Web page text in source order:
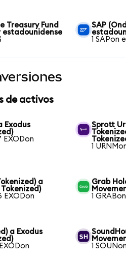
Treasury Fund
estadounidense
SAP
1 SAPon
de activos
Exodus
EXODon
Sprott
1
a
EXODon
Grab
1
a Exodus
1